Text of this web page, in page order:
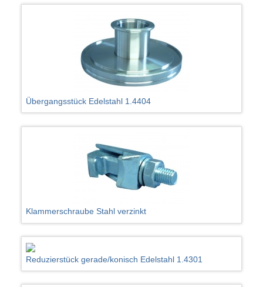
Übergangsstück Edelstahl 1.4404
Klammerschraube Stahl verzinkt
Reduzierstück gerade/konisch Edelstahl 1.4301